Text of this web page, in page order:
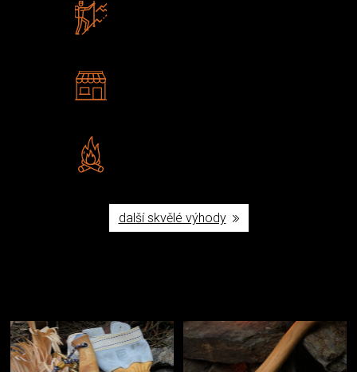
další skvělé výhody